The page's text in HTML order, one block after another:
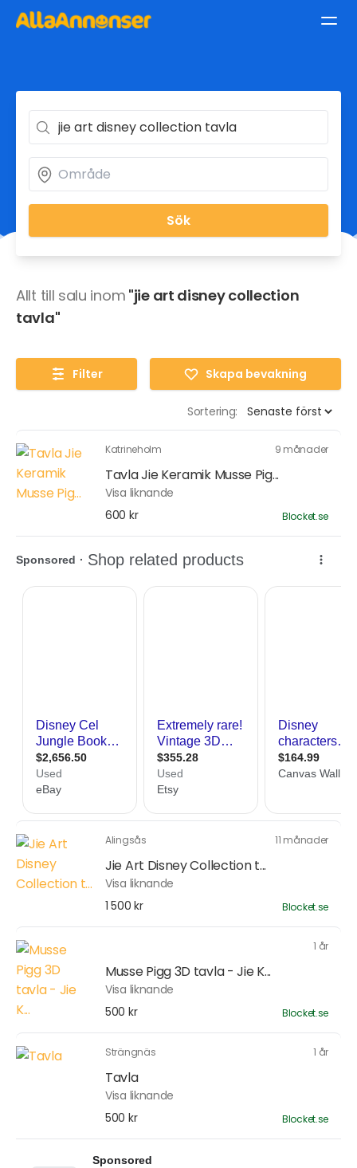
Sök
Allt till salu inom "jie art disney collection
tavla"
Filter Skapa bevakning
Sortering:
Katrineholm 9 månader
Tavla Jie Keramik Musse Pig...
Visa liknande
600 kr
Blocket.se
Alingsås 11 månader
Jie Art Disney Collection t...
Visa liknande
1 500 kr
Blocket.se
1 år
Musse Pigg 3D tavla - Jie K...
Visa liknande
500 kr
Blocket.se
Strängnäs 1 år
Tavla
Visa liknande
500 kr
Blocket.se